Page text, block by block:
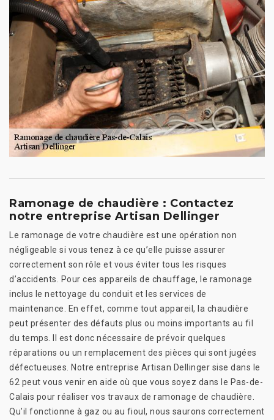
Ramonage de chaudière : Contactez
notre entreprise Artisan Dellinger
Le ramonage de votre chaudière est une opération non
négligeable si vous tenez à ce qu’elle puisse assurer
correctement son rôle et vous éviter tous les risques
d’accidents. Pour ces appareils de chauffage, le ramonage
inclus le nettoyage du conduit et les services de
maintenance. En effet, comme tout appareil, la chaudière
peut présenter des défauts plus ou moins importants au fil
du temps. Il est donc nécessaire de prévoir quelques
réparations ou un remplacement des pièces qui sont jugées
défectueuses. Notre entreprise Artisan Dellinger sise dans le
62 peut vous venir en aide où que vous soyez dans le Pas-de-
Calais pour réaliser vos travaux de ramonage de chaudière.
Qu’il fonctionne à gaz ou au fioul, nous saurons correctement